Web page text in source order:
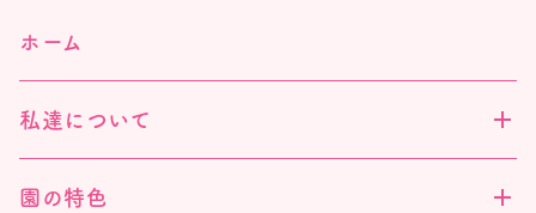
ホーム
私達について
園の特色